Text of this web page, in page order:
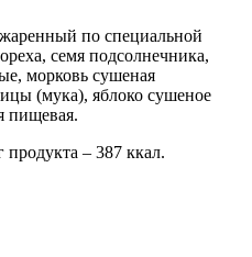
по специальной
семя подсолнечника,
морковь сушеная
(мука), яблоко сушеное
пищевая.
продукта – 387 ккал.